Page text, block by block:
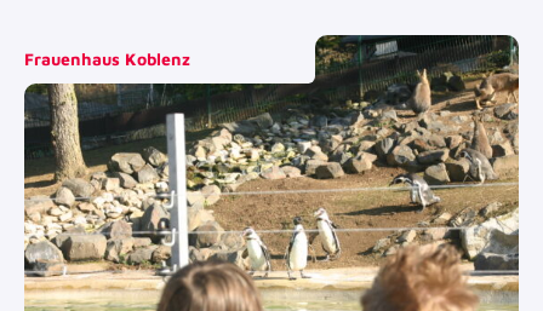
Frauenhaus Koblenz